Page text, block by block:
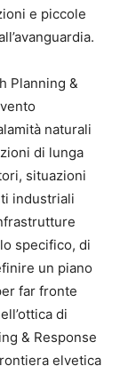
e piccole
Planning &
naturali
di lunga
situazioni
industriali
specifico, di
un piano
far fronte
di
& Response
elvetica